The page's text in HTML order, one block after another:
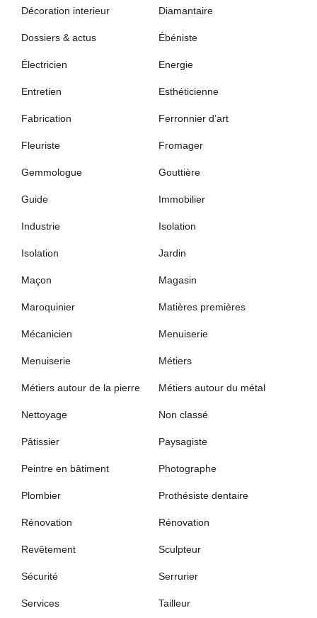
Décoration interieur Diamantaire
Dossiers & actus Ébéniste
Électricien Energie
Entretien Esthéticienne
Fabrication Ferronnier d’art
Fleuriste Fromager
Gemmologue Gouttière
Guide Immobilier
Industrie Isolation
Isolation Jardin
Maçon Magasin
Maroquinier Matières premières
Mécanicien Menuiserie
Menuiserie Métiers
Métiers autour de la pierre Métiers autour du métal
Nettoyage Non classé
Pâtissier Paysagiste
Peintre en bâtiment Photographe
Plombier Prothésiste dentaire
Rénovation Rénovation
Revêtement Sculpteur
Sécurité Serrurier
Services Tailleur